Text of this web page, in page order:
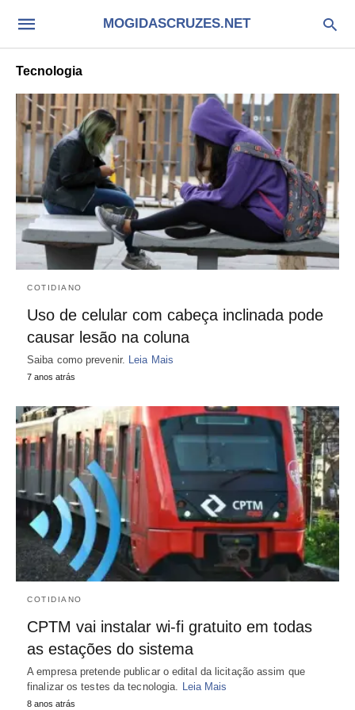
MOGIDASCRUZES.NET
Tecnologia
COTIDIANO
Uso de celular com cabeça inclinada pode
causar lesão na coluna
Saiba como prevenir. Leia Mais
7 anos atrás
COTIDIANO
CPTM vai instalar wi-fi gratuito em todas
as estações do sistema
A empresa pretende publicar o edital da licitação assim que
finalizar os testes da tecnologia. Leia Mais
8 anos atrás